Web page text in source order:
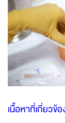
เนื้อหาที่เกี่ยวข้อ